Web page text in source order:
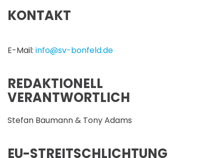
KONTAKT
E-Mail: info@sv-bonfeld.de
REDAKTIONELL
VERANTWORTLICH
Stefan Baumann & Tony Adams
EU-STREITSCHLICHTUNG